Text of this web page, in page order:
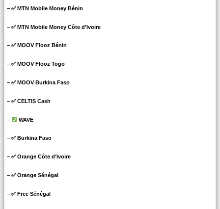
– ✅ MTN Mobile Money Bénin
– ✅ MTN Mobile Money Côte d’Ivoire
– ✅ MOOV Flooz Bénin
– ✅ MOOV Flooz Togo
– ✅ MOOV Burkina Faso
– ✅ CELTIS Cash
– WAVE
– ✅ Burkina Faso
– ✅ Orange Côte d’Ivoire
– ✅ Orange Sénégal
– ✅ Free Sénégal